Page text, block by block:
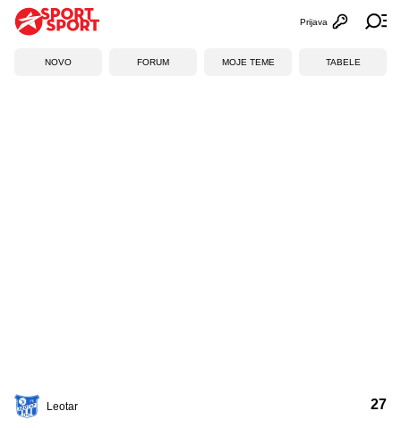
Otvori
Prijava
NOVO FORUM MOJE TEME TABELE
Leotar 27